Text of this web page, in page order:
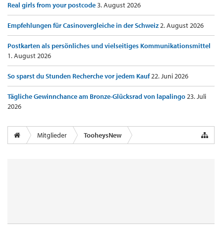
Real girls from your postcode3. August 2026
Empfehlungen für Casinovergleiche in der Schweiz2. August 2026
Postkarten als persönliches und vielseitiges Kommunikationsmittel
1. August 2026
So sparst du Stunden Recherche vor jedem Kauf22. Juni 2026
Tägliche Gewinnchance am Bronze-Glücksrad von lapalingo23. Juli
2026
Mitglieder TooheysNew